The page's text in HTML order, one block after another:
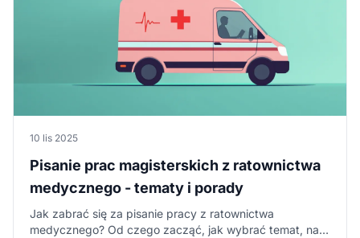
10 lis 2025
Pisanie prac magisterskich z ratownictwa
medycznego - tematy i porady
Jak zabrać się za pisanie pracy z ratownictwa
medycznego? Od czego zacząć, jak wybrać temat, na